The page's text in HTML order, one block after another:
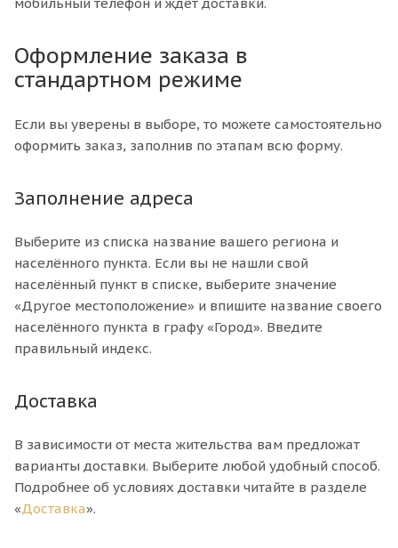
Оформление заказа в
стандартном режиме
Если вы уверены в выборе, то можете самостоятельно
оформить заказ, заполнив по этапам всю форму.
Заполнение адреса
Выберите из списка название вашего региона и
населённого пункта. Если вы не нашли свой
населённый пункт в списке, выберите значение
«Другое местоположение» и впишите название своего
населённого пункта в графу «Город». Введите
правильный индекс.
Доставка
В зависимости от места жительства вам предложат
варианты доставки. Выберите любой удобный способ.
Подробнее об условиях доставки читайте в разделе
«Доставка».